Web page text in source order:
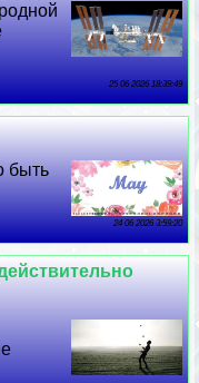
25 06 2026 18:39:49
быть
24 06 2026 3:59:20